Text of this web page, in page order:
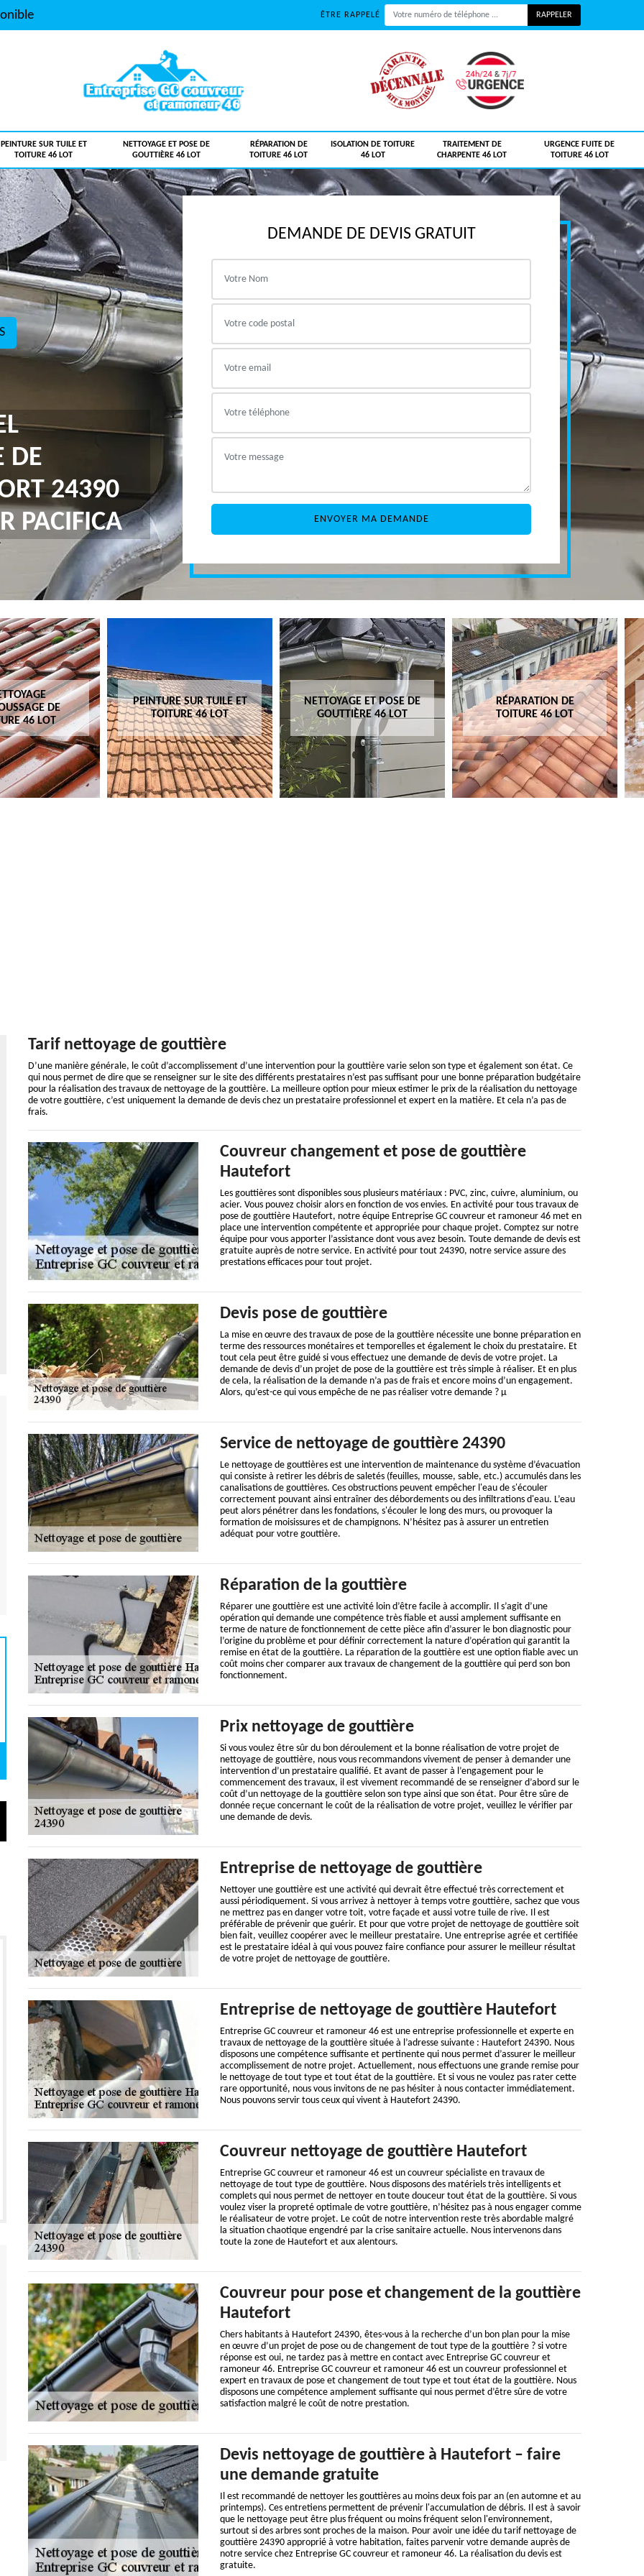
ÊTRE RAPPELÉ
PEINTURE SUR TUILE ET
TOITURE 46 LOT
NETTOYAGE ET POSE DE
GOUTTIÈRE 46 LOT
RÉPARATION DE
TOITURE 46 LOT
ISOLATION DE TOITURE
46 LOT
TRAITEMENT DE
CHARPENTE 46 LOT
URGENCE FUITE DE
TOITURE 46 LOT
DE
24390
PACIFICA
DEMANDE DE DEVIS GRATUIT
DE
46 LOT
PEINTURE SUR TUILE ET
TOITURE 46 LOT
NETTOYAGE ET POSE DE
GOUTTIÈRE 46 LOT
RÉPARATION DE
TOITURE 46 LOT
Tarif nettoyage de gouttière
D’une manière générale, le coût d’accomplissement d’une intervention pour la gouttière varie selon son type et également son état. Ce
qui nous permet de dire que se renseigner sur le site des différents prestataires n’est pas suffisant pour une bonne préparation budgétaire
pour la réalisation des travaux de nettoyage de la gouttière. La meilleure option pour mieux estimer le prix de la réalisation du nettoyage
de votre gouttière, c’est uniquement la demande de devis chez un prestataire professionnel et expert en la matière. Et cela n’a pas de
frais.
Couvreur changement et pose de gouttière
Hautefort
Les gouttières sont disponibles sous plusieurs matériaux : PVC, zinc, cuivre, aluminium, ou
acier. Vous pouvez choisir alors en fonction de vos envies. En activité pour tous travaux de
pose de gouttière Hautefort, notre équipe Entreprise GC couvreur et ramoneur 46 met en
place une intervention compétente et appropriée pour chaque projet. Comptez sur notre
équipe pour vous apporter l’assistance dont vous avez besoin. Toute demande de devis est
gratuite auprès de notre service. En activité pour tout 24390, notre service assure des
prestations efficaces pour tout projet.
Devis pose de gouttière
La mise en œuvre des travaux de pose de la gouttière nécessite une bonne préparation en
terme des ressources monétaires et temporelles et également le choix du prestataire. Et
tout cela peut être guidé si vous effectuez une demande de devis de votre projet. La
demande de devis d’un projet de pose de la gouttière est très simple à réaliser. Et en plus
de cela, la réalisation de la demande n’a pas de frais et encore moins d’un engagement.
Alors, qu’est-ce qui vous empêche de ne pas réaliser votre demande ? µ
Service de nettoyage de gouttière 24390
Le nettoyage de gouttières est une intervention de maintenance du système d’évacuation
qui consiste à retirer les débris de saletés (feuilles, mousse, sable, etc.) accumulés dans les
canalisations de gouttières. Ces obstructions peuvent empêcher l'eau de s'écouler
correctement pouvant ainsi entraîner des débordements ou des infiltrations d'eau. L’eau
peut alors pénétrer dans les fondations, s'écouler le long des murs, ou provoquer la
formation de moisissures et de champignons. N’hésitez pas à assurer un entretien
adéquat pour votre gouttière.
Réparation de la gouttière
Réparer une gouttière est une activité loin d’être facile à accomplir. Il s’agit d’une
opération qui demande une compétence très fiable et aussi amplement suffisante en
terme de nature de fonctionnement de cette pièce afin d’assurer le bon diagnostic pour
l’origine du problème et pour définir correctement la nature d’opération qui garantit la
remise en état de la gouttière. La réparation de la gouttière est une option fiable avec un
coût moins cher comparer aux travaux de changement de la gouttière qui perd son bon
fonctionnement.
Prix nettoyage de gouttière
Si vous voulez être sûr du bon déroulement et la bonne réalisation de votre projet de
nettoyage de gouttière, nous vous recommandons vivement de penser à demander une
intervention d’un prestataire qualifié. Et avant de passer à l’engagement pour le
commencement des travaux, il est vivement recommandé de se renseigner d’abord sur le
coût d’un nettoyage de la gouttière selon son type ainsi que son état. Pour être sûre de
donnée reçue concernant le coût de la réalisation de votre projet, veuillez le vérifier par
une demande de devis.
Entreprise de nettoyage de gouttière
Nettoyer une gouttière est une activité qui devrait être effectué très correctement et
aussi périodiquement. Si vous arrivez à nettoyer à temps votre gouttière, sachez que vous
ne mettrez pas en danger votre toit, votre façade et aussi votre tuile de rive. Il est
préférable de prévenir que guérir. Et pour que votre projet de nettoyage de gouttière soit
bien fait, veuillez coopérer avec le meilleur prestataire. Une entreprise agrée et certifiée
est le prestataire idéal à qui vous pouvez faire confiance pour assurer le meilleur résultat
de votre projet de nettoyage de gouttière.
Entreprise de nettoyage de gouttière Hautefort
Entreprise GC couvreur et ramoneur 46 est une entreprise professionnelle et experte en
travaux de nettoyage de la gouttière située à l’adresse suivante : Hautefort 24390. Nous
disposons une compétence suffisante et pertinente qui nous permet d’assurer le meilleur
accomplissement de notre projet. Actuellement, nous effectuons une grande remise pour
le nettoyage de tout type et tout état de la gouttière. Et si vous ne voulez pas rater cette
rare opportunité, nous vous invitons de ne pas hésiter à nous contacter immédiatement.
Nous pouvons servir tous ceux qui vivent à Hautefort 24390.
Couvreur nettoyage de gouttière Hautefort
Entreprise GC couvreur et ramoneur 46 est un couvreur spécialiste en travaux de
nettoyage de tout type de gouttière. Nous disposons des matériels très intelligents et
complets qui nous permet de nettoyer en toute douceur tout état de la gouttière. Si vous
voulez viser la propreté optimale de votre gouttière, n’hésitez pas à nous engager comme
le réalisateur de votre projet. Le coût de notre intervention reste très abordable malgré
la situation chaotique engendré par la crise sanitaire actuelle. Nous intervenons dans
toute la zone de Hautefort et aux alentours.
Couvreur pour pose et changement de la gouttière
Hautefort
Chers habitants à Hautefort 24390, êtes-vous à la recherche d’un bon plan pour la mise
en œuvre d’un projet de pose ou de changement de tout type de la gouttière ? si votre
réponse est oui, ne tardez pas à mettre en contact avec Entreprise GC couvreur et
ramoneur 46. Entreprise GC couvreur et ramoneur 46 est un couvreur professionnel et
expert en travaux de pose et changement de tout type et tout état de la gouttière. Nous
disposons une compétence amplement suffisante qui nous permet d’être sûre de votre
satisfaction malgré le coût de notre prestation.
Devis nettoyage de gouttière à Hautefort – faire
une demande gratuite
Il est recommandé de nettoyer les gouttières au moins deux fois par an (en automne et au
printemps). Ces entretiens permettent de prévenir l'accumulation de débris. Il est à savoir
que le nettoyage peut être plus fréquent ou moins fréquent selon l'environnement,
surtout si des arbres sont proches de la maison. Pour avoir une idée du tarif nettoyage de
gouttière 24390 approprié à votre habitation, faites parvenir votre demande auprès de
notre service chez Entreprise GC couvreur et ramoneur 46. La réalisation du devis est
gratuite.